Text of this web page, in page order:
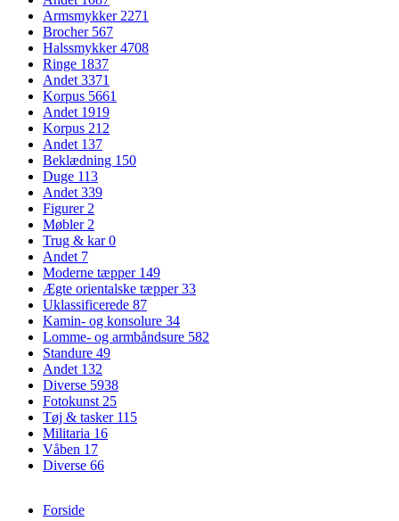
Armsmykker2271
Brocher 567
Halssmykker4708
Ringe 1837
Andet3371
Korpus 5661
Andet 1919
Korpus 212
Andet 137
Beklædning 150
Duge 113
Andet339
Figurer2
Møbler2
Trug & kar0
Andet 7
Moderne tæpper 149
Ægte orientalske tæpper33
Uklassificerede 87
Kamin- og konsolure 34
Lomme- og armbåndsure 582
Standure 49
Andet 132
Diverse 5938
Fotokunst25
Tøj & tasker 115
Militaria 16
Våben 17
Diverse 66
Forside